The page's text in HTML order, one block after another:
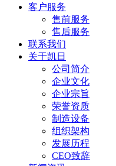
客户服务
售前服务
售后服务
联系我们
关于凯日
公司简介
企业文化
企业宗旨
荣誉资质
制造设备
组织架构
发展历程
CEO致辞